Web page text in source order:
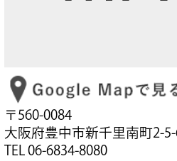
〒560-0084
大阪府豊中市新千里南町2-
TEL 06-6834-8080